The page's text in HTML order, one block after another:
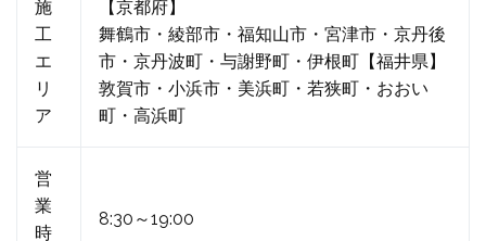
施
工
エ
リ
ア
【京都府】
舞鶴市・綾部市・福知山市・宮津市・京丹後
市・京丹波町・与謝野町・伊根町【福井県】
敦賀市・小浜市・美浜町・若狭町・おおい
町・高浜町
営
業
時
8:30～19:00